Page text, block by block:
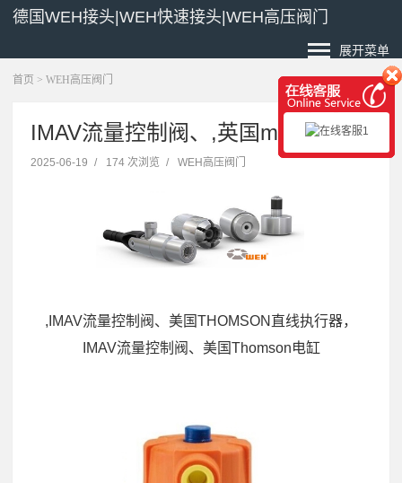
德国WEH接头|WEH快速接头|WEH高压阀门
展开菜单
首页 > WEH高压阀门
IMAV流量控制阀、,英国mtl隔离栅.
2025-06-19 / 174 次浏览 / WEH高压阀门
,IMAV流量控制阀、美国THOMSON直线执行器，
IMAV流量控制阀、美国Thomson电缸